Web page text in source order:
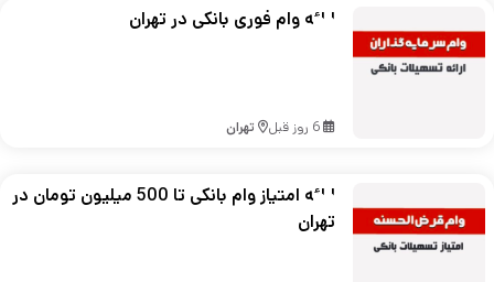
ارائه وام فوری بانکی در تهران
6 روز قبل تهران
ارائه امتیاز وام بانکی تا 500 میلیون تومان در
تهران